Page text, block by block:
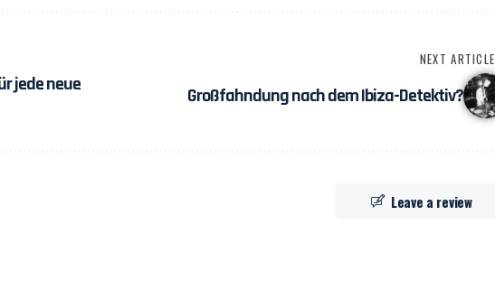
jede neue
NEXT ARTICLE
Großfahndung nach dem Ibiza-Detektiv?
Leave a review